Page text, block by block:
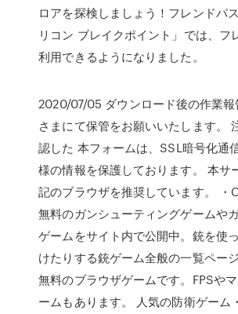
ロアを探検しましょう！フレンドパ
リコン ブレイクポイント」では、フ
利用できるようになりました。
2020/07/05 ダウンロード後の作業報
さまにて保管をお願いいたします。
認した 本フォームは、SSL暗号化通
様の情報を保護しております。 本サ
記のブラウザを推奨しています。
無料のガンシューティングゲームや
ゲームをサイト内で公開中。銃を使
けたりする銃ゲーム全般の一覧ペー
無料のブラウザゲームです。FPSや
ームもあります。 人気の防衛ゲーム